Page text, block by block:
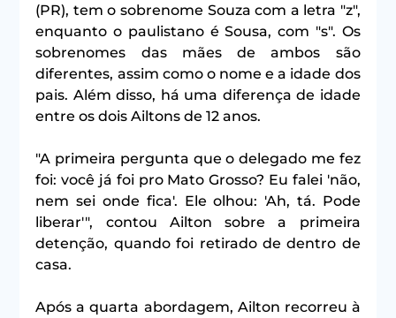
(PR), tem o sobrenome Souza com a letra "z",
enquanto o paulistano é Sousa, com "s". Os
sobrenomes das mães de ambos são
diferentes, assim como o nome e a idade dos
pais. Além disso, há uma diferença de idade
entre os dois Ailtons de 12 anos.
"A primeira pergunta que o delegado me fez
foi: você já foi pro Mato Grosso? Eu falei 'não,
nem sei onde fica'. Ele olhou: 'Ah, tá. Pode
liberar'", contou Ailton sobre a primeira
detenção, quando foi retirado de dentro de
casa.
Após a quarta abordagem, Ailton recorreu à